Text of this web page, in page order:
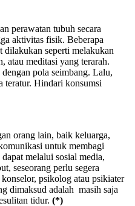
perawatan tubuh secara
aktivitas fisik. Beberapa
dilakukan seperti melakukan
atau meditasi yang terarah.
pola seimbang. Lalu,
teratur. Hindari konsumsi
orang lain, baik keluarga,
untuk membagi
melalui sosial media,
seseorang perlu segera
psikolog atau psikiater
dimaksud adalah masih saja
tidur. (*)